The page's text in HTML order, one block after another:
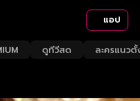
แอป
ดูทีวีสด ละครแนวตั้